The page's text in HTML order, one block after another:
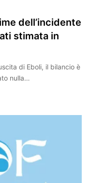
dell’incidente
stimata in
di Eboli, il bilancio è
nulla…